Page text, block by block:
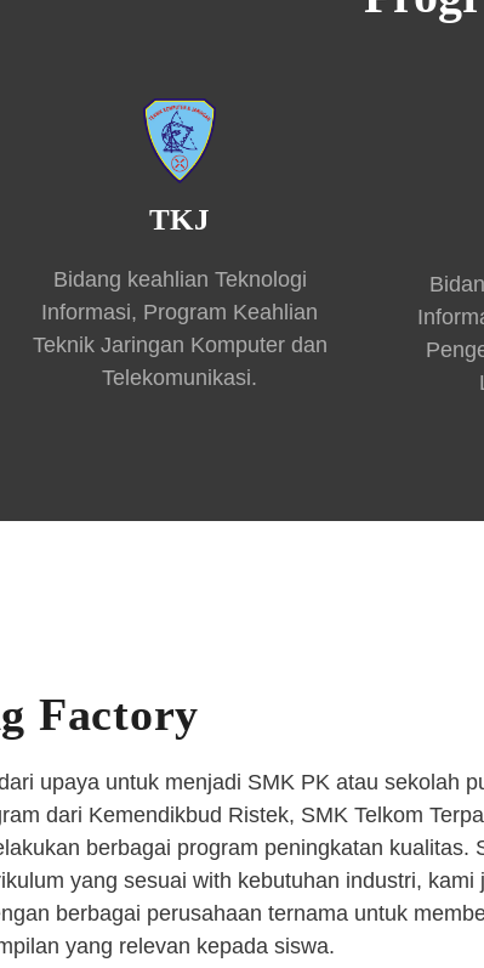
TKJ
Bidang keahlian Teknologi
Informasi, Program Keahlian
Teknik Jaringan Komputer dan
Telekomunikasi.
Factory
upaya untuk menjadi SMK PK atau sekolah
dari Kemendikbud Ristek, SMK Telkom
berbagai program peningkatan kualitas.
yang sesuai with kebutuhan industri, kami
berbagai perusahaan ternama untuk
yang relevan kepada siswa.